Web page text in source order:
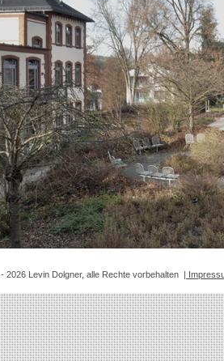
- 2026 Levin Dolgner, alle Rechte vorbehalten |